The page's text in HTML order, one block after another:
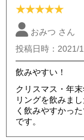
★★★★★
おみつ さん
投稿日時：2021/
飲みやすい！
クリスマス・年
リングを飲みま
く飲みやすかっ
です。